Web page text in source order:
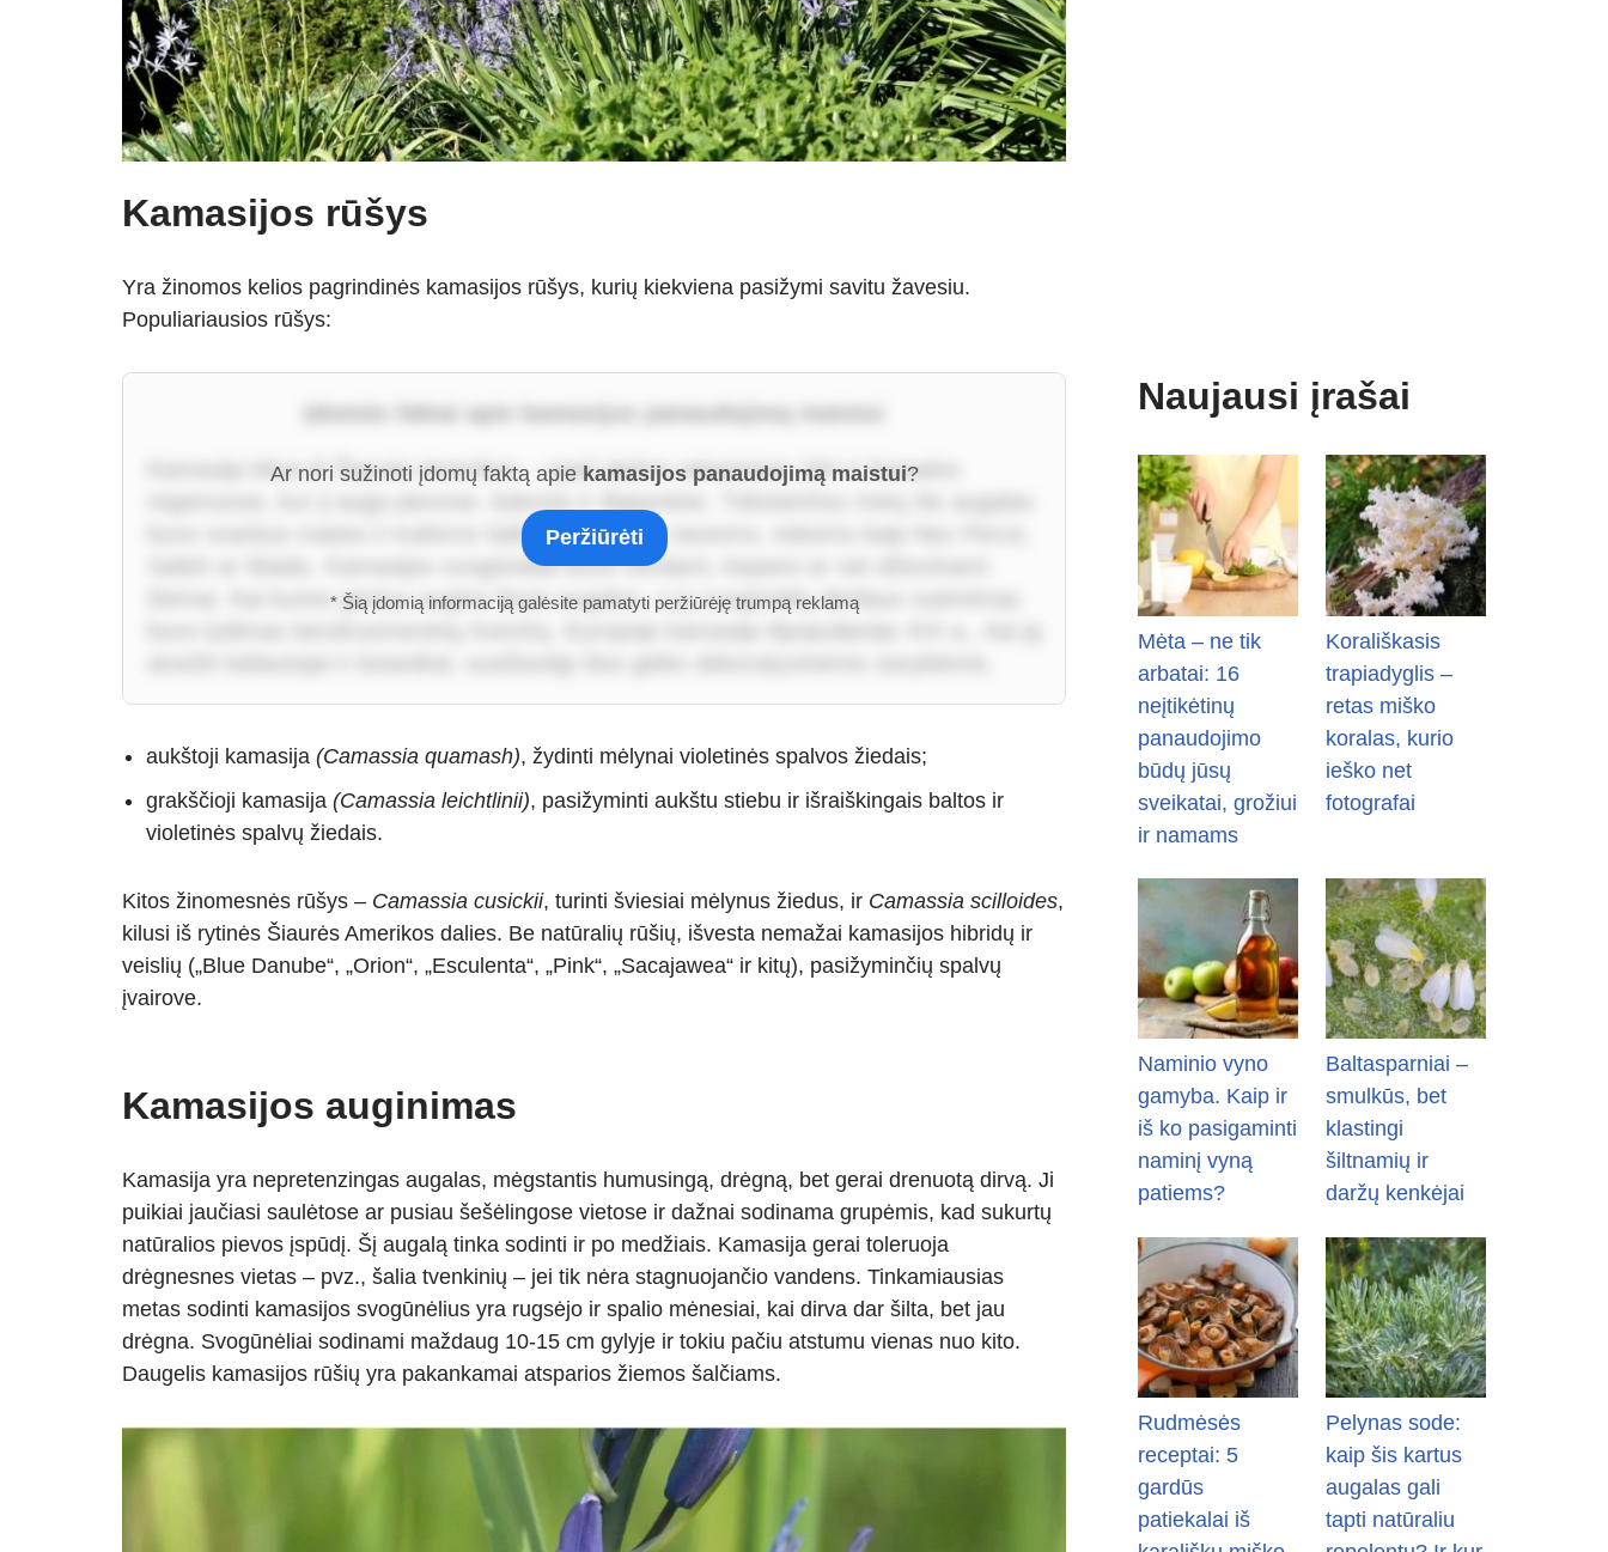
Kamasijos rūšys
Yra žinomos kelios pagrindinės kamasijos rūšys, kurių kiekviena pasižymi savitu žavesiu.
Populiariausios rūšys:
Įdomūs faktai apie kamasijos panaudojimą maistui
Kamasija kilusi iš Šiaurės Amerikos – ypač dažna vakarinėse JAV ir Kanados
buvo svarbus maisto ir kultūros šaltinis vietinėms tautoms, tokioms kaip Nez Perce,
Salish ar Maidu. Kamasijos svogūnėliai buvo verdami, kepami ar net džiovinami
žiemai. Kai kurios gentys augino šiuos augalus, o jų svogūnėlių derliaus nuėmimas
Ar nori sužinoti įdomų faktą apie kamasijos panaudojimą maistui?
Peržiūrėti
* Šią įdomią informaciją galėsite pamatyti peržiūrėję trumpą reklamą
aukštoji kamasija (Camassia quamash), žydinti mėlynai violetinės spalvos žiedais;
grakščioji kamasija (Camassia leichtlinii), pasižyminti aukštu stiebu ir išraiškingais baltos ir
violetinės spalvų žiedais.
Kitos žinomesnės rūšys – Camassia cusickii, turinti šviesiai mėlynus žiedus, ir Camassia scilloides,
kilusi iš rytinės Šiaurės Amerikos dalies. Be natūralių rūšių, išvesta nemažai kamasijos hibridų ir
veislių („Blue Danube“, „Orion“, „Esculenta“, „Pink“, „Sacajawea“ ir kitų), pasižyminčių spalvų
įvairove.
Kamasijos auginimas
Kamasija yra nepretenzingas augalas, mėgstantis humusingą, drėgną, bet gerai drenuotą dirvą. Ji
puikiai jaučiasi saulėtose ar pusiau šešėlingose vietose ir dažnai sodinama grupėmis, kad sukurtų
natūralios pievos įspūdį. Šį augalą tinka sodinti ir po medžiais. Kamasija gerai toleruoja
drėgnesnes vietas – pvz., šalia tvenkinių – jei tik nėra stagnuojančio vandens. Tinkamiausias
metas sodinti kamasijos svogūnėlius yra rugsėjo ir spalio mėnesiai, kai dirva dar šilta, bet jau
drėgna. Svogūnėliai sodinami maždaug 10-15 cm gylyje ir tokiu pačiu atstumu vienas nuo kito.
Daugelis kamasijos rūšių yra pakankamai atsparios žiemos šalčiams.
Naujausi įrašai
Mėta – ne tik
arbatai: 16
neįtikėtinų
panaudojimo
būdų jūsų
sveikatai, grožiui
ir namams
Korališkasis
trapiadyglis –
retas miško
koralas, kurio
ieško net
fotografai
Naminio vyno
gamyba. Kaip ir
iš ko pasigaminti
naminį vyną
patiems?
Baltasparniai –
smulkūs, bet
klastingi
šiltnamių ir
daržų kenkėjai
Rudmėsės
receptai: 5
gardūs
patiekalai iš
Pelynas sode:
kaip šis kartus
augalas gali
tapti natūraliu